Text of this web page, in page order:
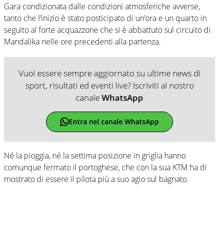
Gara condizionata dalle condizioni atmosferiche avverse,
tanto che l’inizio è stato posticipato di un’ora e un quarto in
seguito al forte acquazzone che si è abbattuto sul circuito di
Mandalika nelle ore precedenti alla partenza.
Vuoi essere sempre aggiornato su ultime news di
sport, risultati ed eventi live? Iscriviti al nostro
canaleWhatsApp
Entra nel canale WhatsApp
Né la pioggia, né la settima posizione in griglia hanno
comunque fermato il portoghese, che con la sua KTM ha di
mostrato di essere il pilota più a suo agio sul bagnato.